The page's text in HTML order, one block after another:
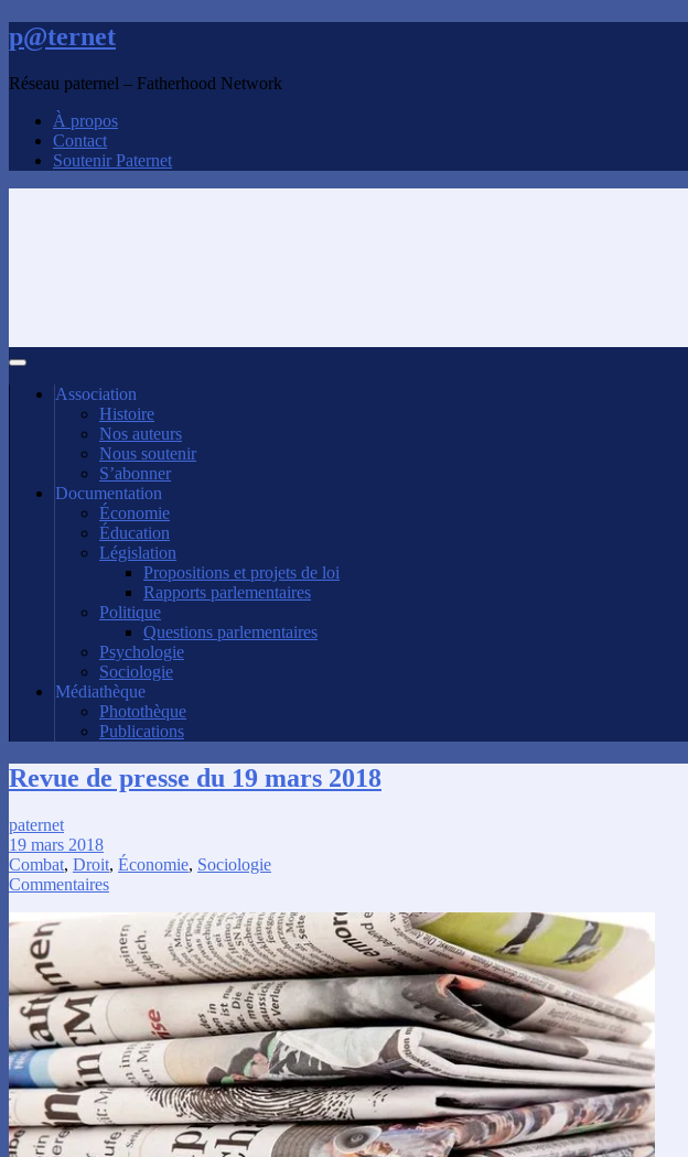
p@ternet
Réseau paternel – Fatherhood Network
À propos
Contact
Soutenir Paternet
Association
Histoire
Nos auteurs
Nous soutenir
S’abonner
Documentation
Économie
Éducation
Législation
Propositions et projets de loi
Rapports parlementaires
Politique
Questions parlementaires
Psychologie
Sociologie
Médiathèque
Photothèque
Publications
Revue de presse du 19 mars 2018
paternet
19 mars 2018
Combat, Droit, Économie, Sociologie
Commentaires